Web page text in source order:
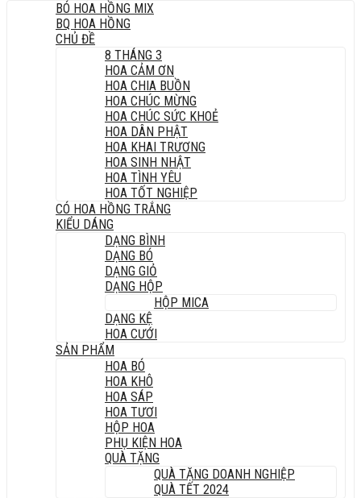
BÓ HOA HỒNG MIX
BQ HOA HỒNG
CHỦ ĐỀ
8 THÁNG 3
HOA CẢM ƠN
HOA CHIA BUỒN
HOA CHÚC MỪNG
HOA CHÚC SỨC KHOẺ
HOA DÂN PHẬT
HOA KHAI TRƯƠNG
HOA SINH NHẬT
HOA TÌNH YÊU
HOA TỐT NGHIỆP
CÓ HOA HỒNG TRẮNG
KIỂU DÁNG
DẠNG BÌNH
DẠNG BÓ
DẠNG GIỎ
DẠNG HỘP
HỘP MICA
DẠNG KỆ
HOA CƯỚI
SẢN PHẨM
HOA BÓ
HOA KHÔ
HOA SÁP
HOA TƯƠI
HỘP HOA
PHỤ KIỆN HOA
QUÀ TẶNG
QUÀ TẶNG DOANH NGHIỆP
QUÀ TẾT 2024